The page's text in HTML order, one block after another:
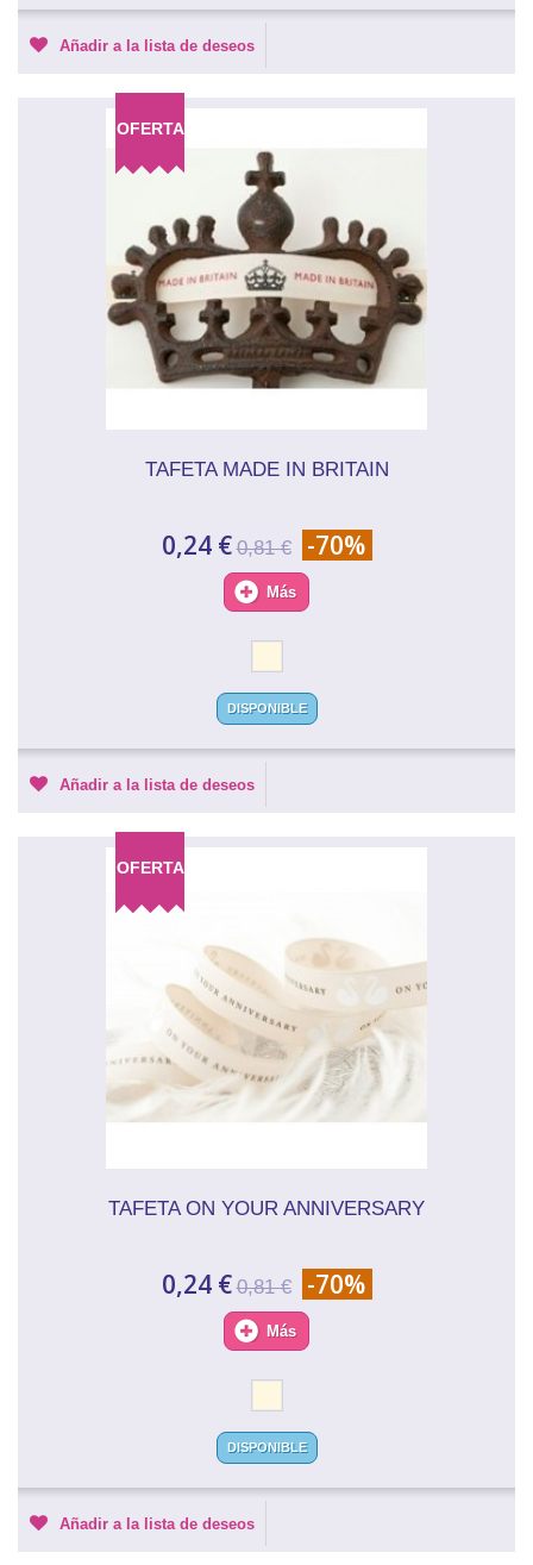
Añadir a la lista de deseos
OFERTA
TAFETA MADE IN BRITAIN
0,24 € 0,81 € -70%
Más
DISPONIBLE
Añadir a la lista de deseos
OFERTA
TAFETA ON YOUR ANNIVERSARY
0,24 € 0,81 € -70%
Más
DISPONIBLE
Añadir a la lista de deseos